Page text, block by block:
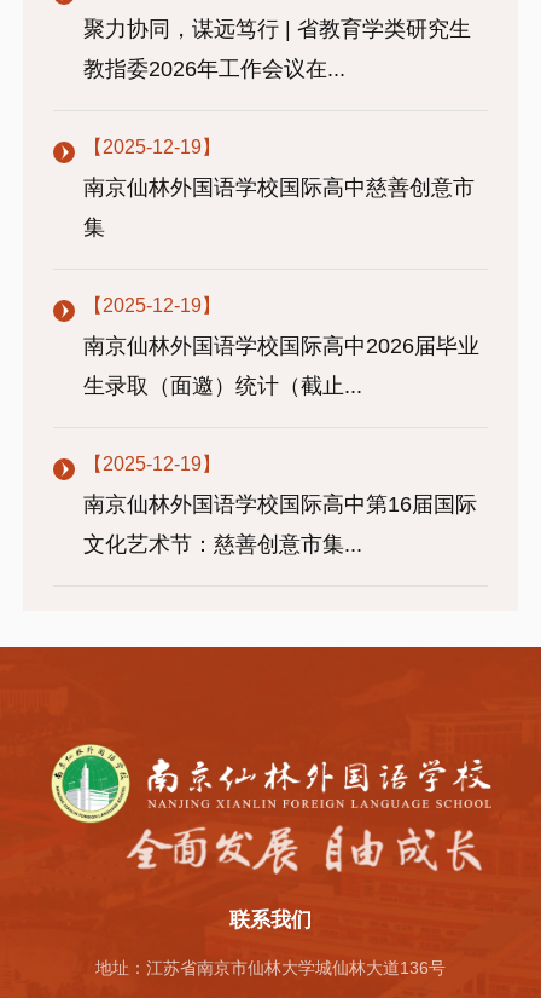
聚力协同，谋远笃行 | 省教育学类研究生
教指委2026年工作会议在...
【2025-12-19】
南京仙林外国语学校国际高中慈善创意市
集
【2025-12-19】
南京仙林外国语学校国际高中2026届毕业
生录取（面邀）统计（截止...
【2025-12-19】
南京仙林外国语学校国际高中第16届国际
文化艺术节：慈善创意市集...
联系我们
地址：江苏省南京市仙林大学城仙林大道136号